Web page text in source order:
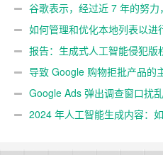
谷歌表示，经过近 7 年的努
如何管理和优化本地列表以进
报告：生成式人工智能侵犯版
导致 Google 购物拒批产品的
Google Ads 弹出调查窗口扰
2024 年人工智能生成内容：